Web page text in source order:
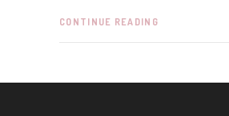
CONTINUE READING